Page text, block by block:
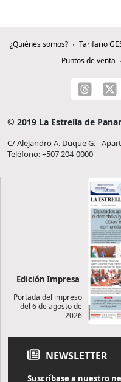
¿Quiénes somos? Tarifario
Puntos de venta
© 2019 La Estrella de
C/ Alejandro A. Duque G. -
Teléfono: +507 204-0000
Edición Impresa
Portada del impreso
del 6 de agosto de
2026
NEWSLETTER
Suscríbase a nuestro